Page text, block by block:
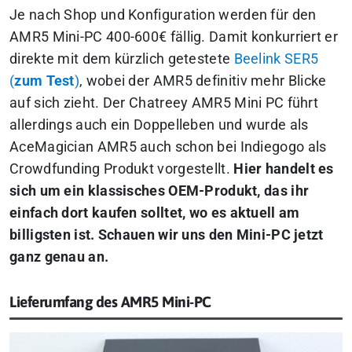
Je nach Shop und Konfiguration werden für den
AMR5 Mini-PC 400-600€ fällig. Damit konkurriert er
direkte mit dem kürzlich getestete Beelink SER5
(zum Test), wobei der AMR5 definitiv mehr Blicke
auf sich zieht. Der Chatreey AMR5 Mini PC führt
allerdings auch ein Doppelleben und wurde als
AceMagician AMR5 auch schon bei Indiegogo als
Crowdfunding Produkt vorgestellt. Hier handelt es
sich um ein klassisches OEM-Produkt, das ihr
einfach dort kaufen solltet, wo es aktuell am
billigsten ist. Schauen wir uns den Mini-PC jetzt
ganz genau an.
Lieferumfang des AMR5 Mini-PC